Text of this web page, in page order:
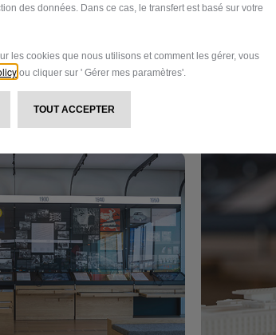
des données. Dans ce cas, le transfert est basé sur votre
les cookies que nous utilisons et comment les gérer, vous
ou cliquer sur ' Gérer mes paramètres'.
TOUT ACCEPTER